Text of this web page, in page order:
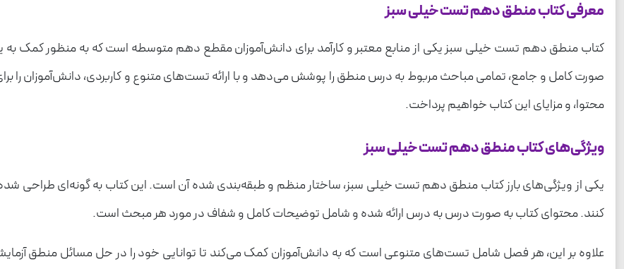
معرفی کتاب منطق دهم تست خیلی سبز
کتاب منطق دهم تست خیلی سبز یکی از منابع معتبر و کارآمد برای دانش‌آموزان مقطع دهم متوسطه است که به منظور کمک
صورت کامل و جامع، تمامی مباحث مربوط به درس منطق را پوشش می‌دهد و با ارائه تست‌های متنوع و کاربردی، دانش‌آموزان را برای
محتوا، و مزایای این کتاب خواهیم پرداخت.
ویژگی‌های کتاب منطق دهم تست خیلی سبز
یکی از ویژگی‌های بارز کتاب منطق دهم تست خیلی سبز، ساختار منظم و طبقه‌بندی شده آن است. این کتاب به گونه‌ای طراحی شده
کنند. محتوای کتاب به صورت درس به درس ارائه شده و شامل توضیحات کامل و شفاف در مورد هر مبحث است.
علاوه بر این، هر فصل شامل تست‌های متنوعی است که به دانش‌آموزان کمک می‌کند تا توانایی خود را در حل مسائل منطق